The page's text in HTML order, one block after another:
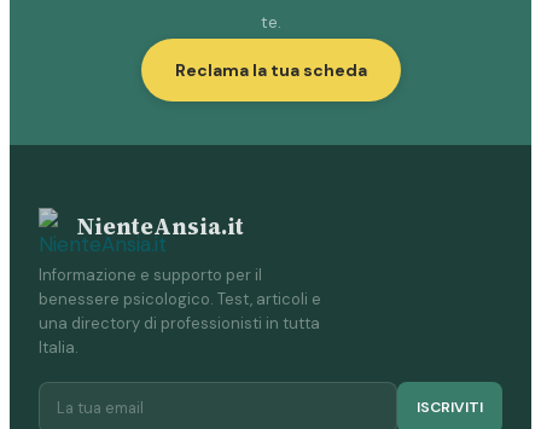
te.
Reclama la tua scheda
NienteAnsia.it
Informazione e supporto per il
benessere psicologico. Test, articoli e
una directory di professionisti in tutta
Italia.
ISCRIVITI